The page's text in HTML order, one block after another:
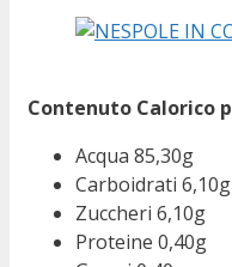
Contenuto Calorico
Acqua 85,30g
Carboidrati 6,10g
Zuccheri 6,10g
Proteine 0,40g